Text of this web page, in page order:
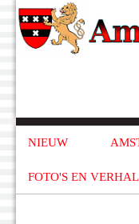
NIEUW
FOTO'S EN